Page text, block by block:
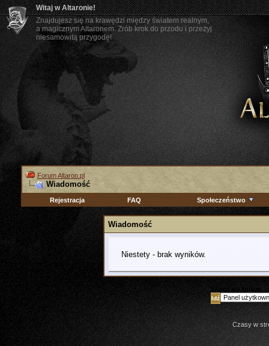
Witaj w Altaronie!
Znajdujesz się na krawędzi między światem realnym,
a magicznym Altaronem. Zrób krok do przodu i przeżyj
niesamowitą przygodę!
Forum Altaron.pl
Wiadomość
Rejestracja FAQ Społeczeństwo
Wiadomość
Niestety - brak wyników.
Skocz do forum
Czasy w